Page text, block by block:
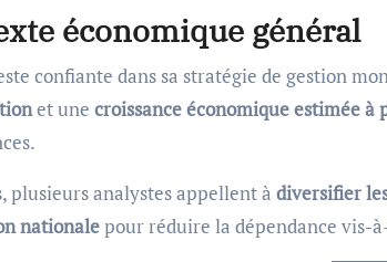
économique général
confiante dans sa stratégie de gestion
et une croissance économique estimée à
plusieurs analystes appellent à diversifier
nationalepour réduire la dépendance vis-